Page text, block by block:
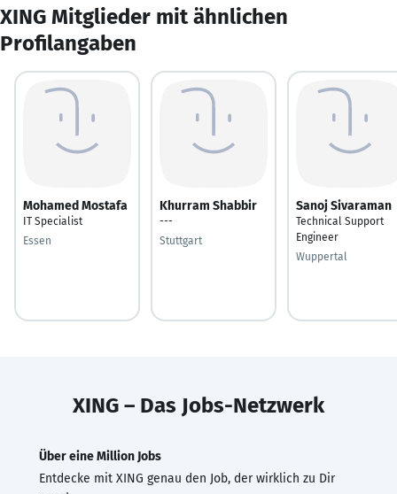
XING Mitglieder mit ähnlichen
Profilangaben
Mohamed Mostafa
IT Specialist
Essen
Khurram Shabbir
---
Stuttgart
Sanoj Sivaraman
Technical Support
Engineer
Wuppertal
XING – Das Jobs-Netzwerk
Über eine Million Jobs
Entdecke mit XING genau den Job, der wirklich zu Dir